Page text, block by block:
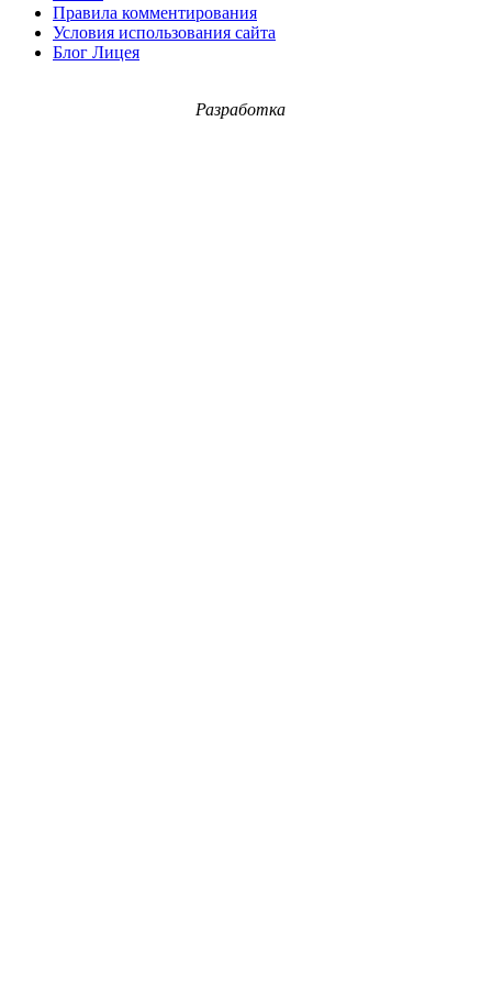
Правила комментирования
Условия использования сайта
Блог Лицея
Разработка